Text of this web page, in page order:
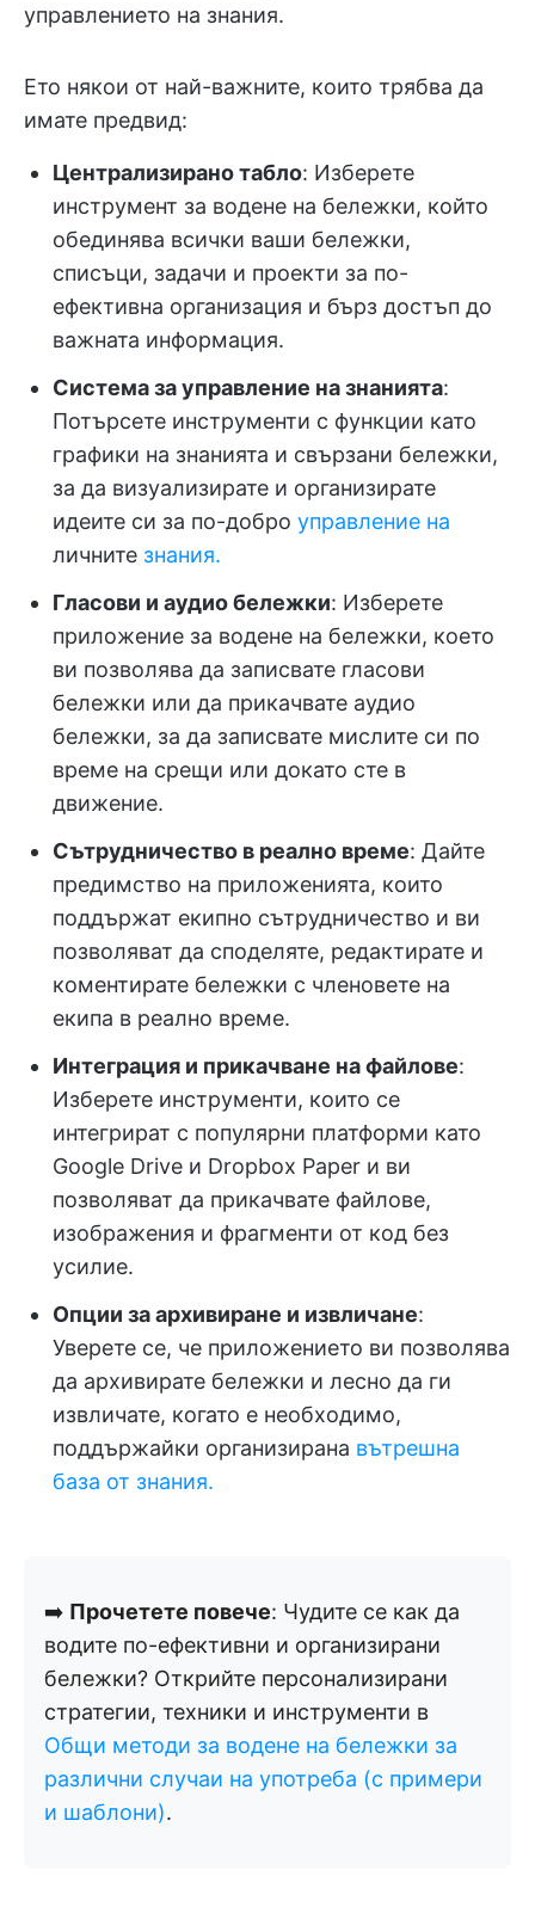
управлението на знания.
Ето някои от най-важните, които трябва да
имате предвид:
Централизирано табло: Изберете
инструмент за водене на бележки, който
обединява всички ваши бележки,
списъци, задачи и проекти за по-
ефективна организация и бърз достъп до
важната информация.
Система за управление на знанията:
Потърсете инструменти с функции като
графики на знанията и свързани бележки,
за да визуализирате и организирате
идеите си за по-добро управление на
личните знания.
Гласови и аудио бележки: Изберете
приложение за водене на бележки, което
ви позволява да записвате гласови
бележки или да прикачвате аудио
бележки, за да записвате мислите си по
време на срещи или докато сте в
движение.
Сътрудничество в реално време: Дайте
предимство на приложенията, които
поддържат екипно сътрудничество и ви
позволяват да споделяте, редактирате и
коментирате бележки с членовете на
екипа в реално време.
Интеграция и прикачване на файлове:
Изберете инструменти, които се
интегрират с популярни платформи като
Google Drive и Dropbox Paper и ви
позволяват да прикачвате файлове,
изображения и фрагменти от код без
усилие.
Опции за архивиране и извличане:
Уверете се, че приложението ви позволява
да архивирате бележки и лесно да ги
извличате, когато е необходимо,
поддържайки организирана вътрешна
база от знания.
➡️ Прочетете повече: Чудите се как да
водите по-ефективни и организирани
бележки? Открийте персонализирани
стратегии, техники и инструменти в
Общи методи за водене на бележки за
различни случаи на употреба (с примери
и шаблони).